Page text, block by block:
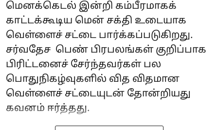
மெனக்கெடல் இன்றி கம்பீரமாகக்
காட்டக்கூடிய மென் சக்தி உடையாக
வெள்ளைச் சட்டை பார்க்கப்படுகிறது.
சர்வதேச பெண் பிரபலங்கள் குறிப்பாக
பிரிட்டனைச் சேர்ந்தவர்கள் பல
பொதுநிகழ்வுகளில் வித விதமான
வெள்ளைச் சட்டையுடன் தோன்றியது
கவனம் ஈர்த்தது.